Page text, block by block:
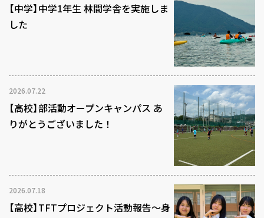
【中学】中学1年生 林間学舎を実施しま
した
2026.07.22
【高校】部活動オープンキャンパス あ
りがとうございました！
2026.07.18
【高校】TFTプロジェクト活動報告～身